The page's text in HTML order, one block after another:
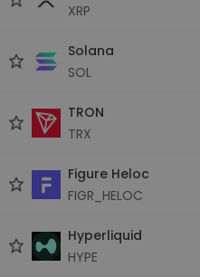
XRP
Solana
SOL
TRON
TRX
Figure Heloc
FIGR_HELOC
Hyperliquid
HYPE